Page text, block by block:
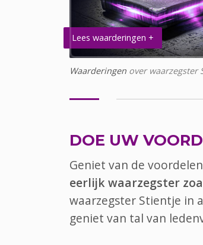
Lees waarderingen +
Waarderingen over waarzegster
DOE UW
Geniet van de
eerlijk waarzegster
waarzegster Stientje in
geniet van tal van